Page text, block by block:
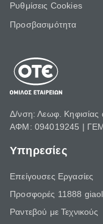
Ρυθμίσεις Cookies
Προσβασιμότητα
Δ/νση: Λεωφ.
ΑΦΜ: 094019245 |
Υπηρεσίες
Επείγουσες Εργασίες
Προσφορές 11888
Ραντεβού με Τεχνικούς